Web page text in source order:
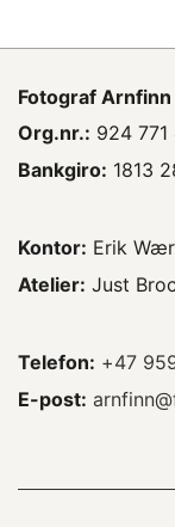
Fotograf Arnfinn
Org.nr.: 924 771
Bankgiro: 1813
Kontor: Erik
Atelier: Just
Telefon: +47
E-post: